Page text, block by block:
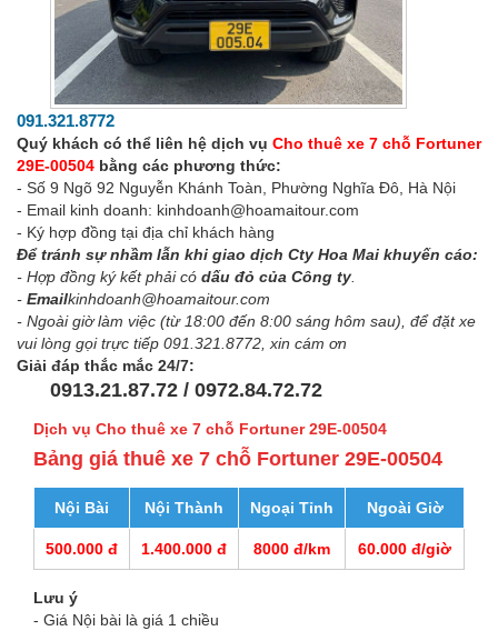
091.321.8772
Quý khách có thể liên hệ dịch vụ Cho thuê xe 7 chỗ Fortuner
29E-00504 bằng các phương thức:
- Số 9 Ngõ 92 Nguyễn Khánh Toàn, Phường Nghĩa Đô, Hà Nội
- Email kinh doanh: kinhdoanh@hoamaitour.com
- Ký hợp đồng tại địa chỉ khách hàng
Để tránh sự nhầm lẫn khi giao dịch Cty Hoa Mai khuyến cáo:
- Hợp đồng ký kết phải có dấu đỏ của Công ty
- Emailkinhdoanh@hoamaitour.com
- Ngoài giờ làm việc (từ 18:00 đến 8:00 sáng hôm sau), để đặt xe
vui lòng gọi trực tiếp 091.321.8772, xin cám ơn
Giải đáp thắc mắc 24/7:
0913.21.87.72 / 0972.84.72.72
Dịch vụ Cho thuê xe 7 chỗ Fortuner 29E-00504
Bảng giá thuê xe 7 chỗ Fortuner 29E-00504
Nội Bài Nội Thành Ngoại Tỉnh Ngoài Giờ
500.000 đ 1.400.000 đ 8000 đ/km 60.000 đ/giờ
Lưu ý
- Giá Nội bài là giá 1 chiều